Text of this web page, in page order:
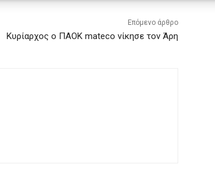
Επόμενο άρθρο
Κυρίαρχος ο ΠΑΟΚ mateco νίκησε τον Άρη